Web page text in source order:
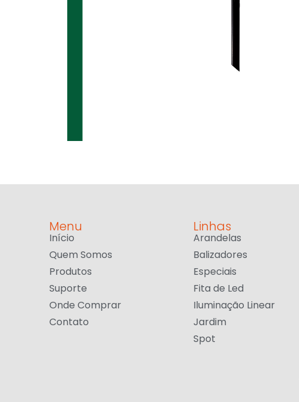
Menu
Início
Quem Somos
Produtos
Suporte
Onde Comprar
Contato
Linhas
Arandelas
Balizadores
Especiais
Fita de Led
Iluminação Linear
Jardim
Spot